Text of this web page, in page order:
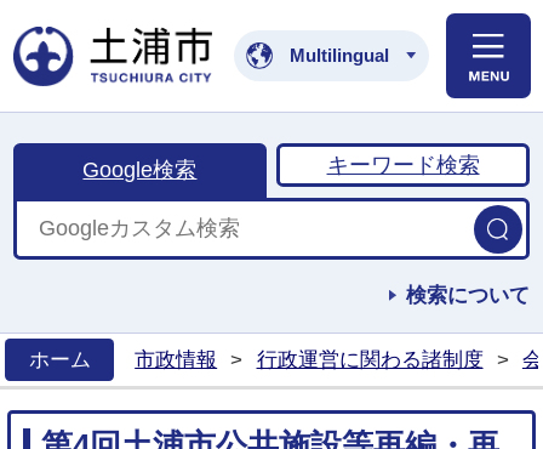
土浦市公式ホームペ
Multilingual
Google検索 キーワード検索
検索について
ホーム
市政情報 > 行政運営に関わる諸制度 >